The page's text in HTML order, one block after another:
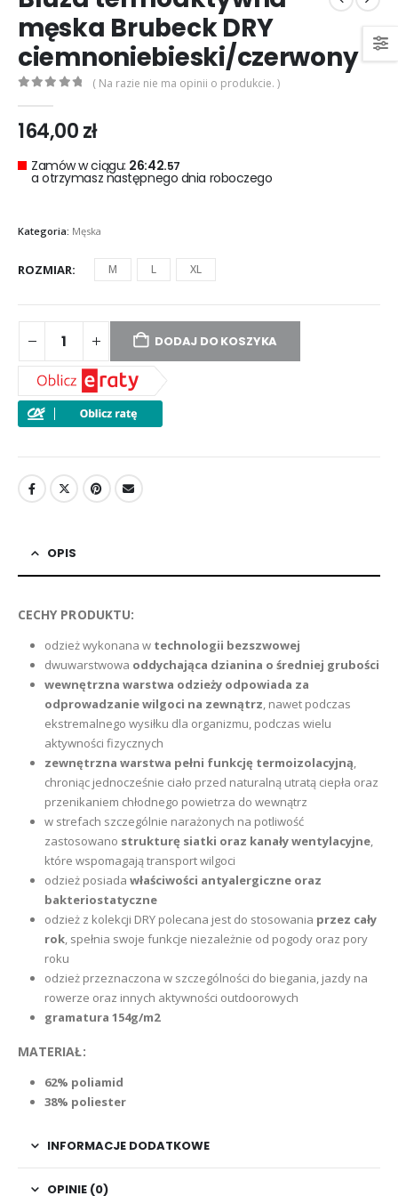
męska Brubeck DRY
ciemnoniebieski/czerwony
( Na razie nie ma opinii o produkcie. )
164,00zł
Zamów w ciągu: 26:42.57
a otrzymasz następnego dnia roboczego
Kategoria: Męska
ROZMIAR M L XL
DODAJ DO KOSZYKA
OPIS
CECHY PRODUKTU:
odzież wykonana w technologii bezszwowej
dwuwarstwowa oddychająca dzianina o średniej grubości
wewnętrzna warstwa odzieży odpowiada za
odprowadzanie wilgoci na zewnątrz, nawet podczas
ekstremalnego wysiłku dla organizmu, podczas wielu
aktywności fizycznych
zewnętrzna warstwa pełni funkcję termoizolacyjną,
chroniąc jednocześnie ciało przed naturalną utratą ciepła oraz
przenikaniem chłodnego powietrza do wewnątrz
w strefach szczególnie narażonych na potliwość
zastosowano strukturę siatki oraz kanały wentylacyjne,
które wspomagają transport wilgoci
odzież posiada właściwości antyalergiczne oraz
bakteriostatyczne
odzież z kolekcji DRY polecana jest do stosowania przez cały
rok, spełnia swoje funkcje niezależnie od pogody oraz pory
roku
odzież przeznaczona w szczególności do biegania, jazdy na
rowerze oraz innych aktywności outdoorowych
gramatura 154g/m2
MATERIAŁ:
62% poliamid
38% poliester
INFORMACJE DODATKOWE
OPINIE (0)